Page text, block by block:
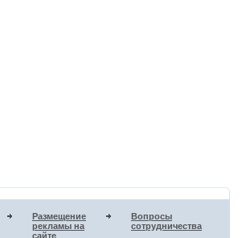
Размещение
рекламы на
сайте
Вопросы
сотрудничества